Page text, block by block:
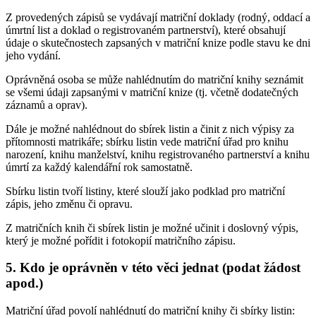
Z provedených zápisů se vydávají matriční doklady (rodný, oddací a
úmrtní list a doklad o registrovaném partnerství), které obsahují
údaje o skutečnostech zapsaných v matriční knize podle stavu ke dni
jeho vydání.
Oprávněná osoba se může nahlédnutím do matriční knihy seznámit
se všemi údaji zapsanými v matriční knize (tj. včetně dodatečných
záznamů a oprav).
Dále je možné nahlédnout do sbírek listin a činit z nich výpisy za
přítomnosti matrikáře; sbírku listin vede matriční úřad pro knihu
narození, knihu manželství, knihu registrovaného partnerství a knihu
úmrtí za každý kalendářní rok samostatně.
Sbírku listin tvoří listiny, které slouží jako podklad pro matriční
zápis, jeho změnu či opravu.
Z matričních knih či sbírek listin je možné učinit i doslovný výpis,
který je možné pořídit i fotokopií matričního zápisu.
5. Kdo je oprávněn v této věci jednat (podat žádost
apod.)
Matriční úřad povolí nahlédnutí do matriční knihy či sbírky listin: